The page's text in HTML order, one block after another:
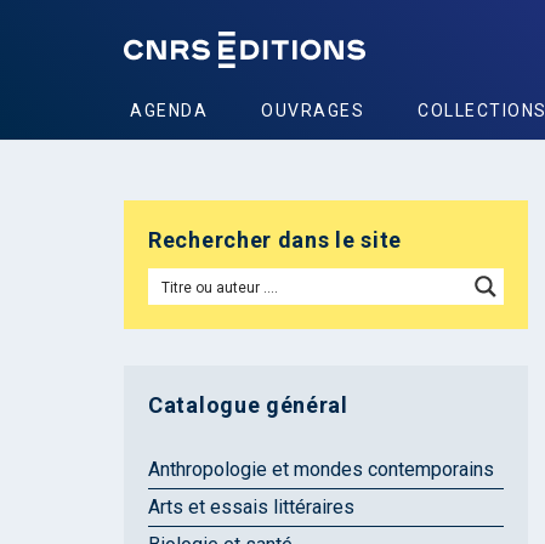
AGENDA OUVRAGES COLLECTIONS
Rechercher dans le site
Catalogue général
Anthropologie et mondes contemporains
Arts et essais littéraires